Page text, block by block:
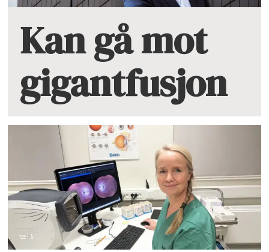
Kan gå mot
gigantfusjon